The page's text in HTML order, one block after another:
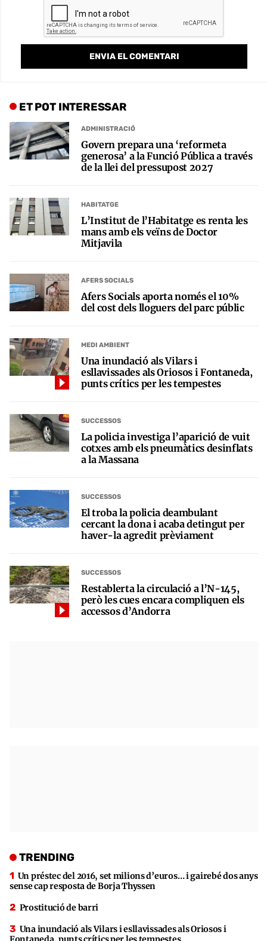
ET POT INTERESSAR
ADMINISTRACIÓ
Govern prepara una ‘reformeta
generosa’ a la Funció Pública a través
de la llei del pressupost 2027
HABITATGE
L’Institut de l’Habitatge es renta les
mans amb els veïns de Doctor
Mitjavila
AFERS SOCIALS
Afers Socials aporta només el 10%
del cost dels lloguers del parc públic
MEDI AMBIENT
Una inundació als Vilars i
esllavissades als Oriosos i Fontaneda,
punts crítics per les tempestes
SUCCESSOS
La policia investiga l’aparició de vuit
cotxes amb els pneumàtics desinflats
a la Massana
SUCCESSOS
El troba la policia deambulant
cercant la dona i acaba detingut per
haver-la agredit prèviament
SUCCESSOS
Restablerta la circulació a l’N-145,
però les cues encara compliquen els
accessos d’Andorra
TRENDING
Un préstec del 2016, set milions d’euros… i gairebé dos anys
sense cap resposta de Borja Thyssen
Prostitució de barri
Una inundació als Vilars i esllavissades als Oriosos i